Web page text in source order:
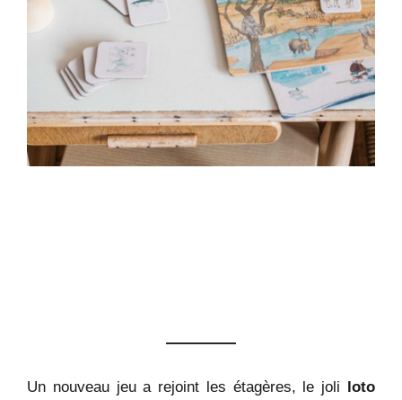
Un nouveau jeu a rejoint les étagères, le joli loto